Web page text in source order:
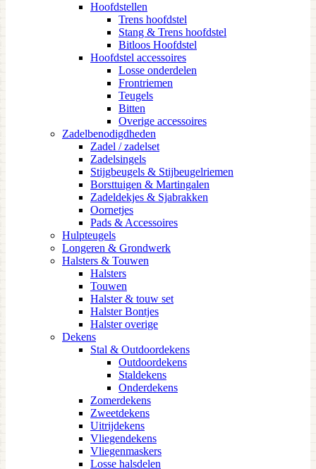
Hoofdstellen
Trens hoofdstel
Stang & Trens hoofdstel
Bitloos Hoofdstel
Hoofdstel accessoires
Losse onderdelen
Frontriemen
Teugels
Bitten
Overige accessoires
Zadelbenodigdheden
Zadel / zadelset
Zadelsingels
Stijgbeugels & Stijbeugelriemen
Borsttuigen & Martingalen
Zadeldekjes & Sjabrakken
Oornetjes
Pads & Accessoires
Hulpteugels
Longeren & Grondwerk
Halsters & Touwen
Halsters
Touwen
Halster & touw set
Halster Bontjes
Halster overige
Dekens
Stal & Outdoordekens
Outdoordekens
Staldekens
Onderdekens
Zomerdekens
Zweetdekens
Uitrijdekens
Vliegendekens
Vliegenmaskers
Losse halsdelen